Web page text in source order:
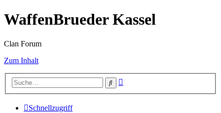
WaffenBrueder Kassel
Clan Forum
Zum Inhalt
Suche
Schnellzugriff